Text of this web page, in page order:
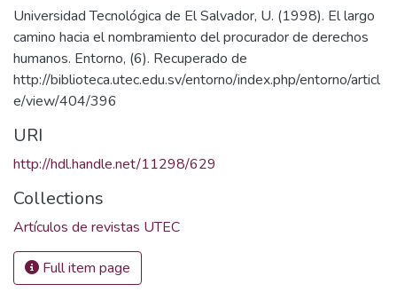
Universidad Tecnológica de El Salvador, U. (1998). El largo
camino hacia el nombramiento del procurador de derechos
humanos. Entorno, (6). Recuperado de
http://biblioteca.utec.edu.sv/entorno/index.php/entorno/articl
e/view/404/396
URI
http://hdl.handle.net/11298/629
Collections
Artículos de revistas UTEC
Full item page